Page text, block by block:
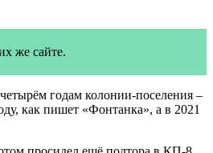
же сайте.
годам колонии-поселения –
как пишет «Фонтанка», а в 2021